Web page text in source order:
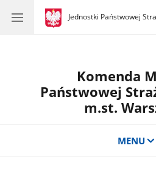
gov.pl
Jednostki Państwowej
gov.pl
Jednostki
Komenda
Państwowej
m.st.
MENU